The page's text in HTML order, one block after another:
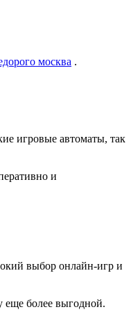
москва .
игровые автоматы, так
и
выбор онлайн-игр и
еще более выгодной.